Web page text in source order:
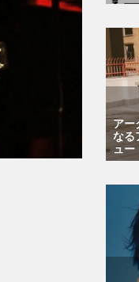
アー
なる
ュー